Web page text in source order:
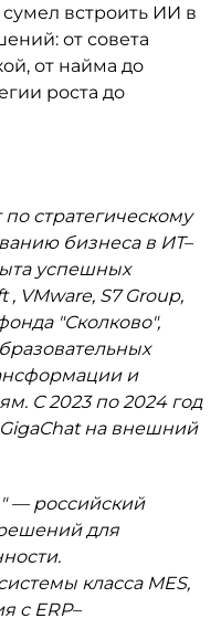
сумел встроить ИИ в
от совета
от найма до
роста до
по стратегическому
бизнеса в ИТ–
успешных
VMware, S7 Group,
"Сколково",
и
С 2023 по 2024 год
на внешний
— российский
для
класса MES,
с ERP–